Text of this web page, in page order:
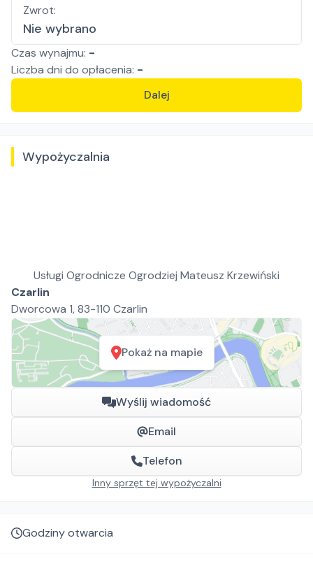
Zwrot:
Nie wybrano
Czas wynajmu: -
Liczba dni do opłacenia: -
Dalej
Wypożyczalnia
Usługi Ogrodnicze Ogrodziej Mateusz Krzewiński
Czarlin
Dworcowa 1, 83-110 Czarlin
Pokaż na mapie
Wyślij wiadomość
Email
Telefon
Inny sprzęt tej wypożyczalni
Godziny otwarcia